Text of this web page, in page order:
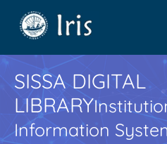
SISSA DIGITAL
LIBRARY
Information